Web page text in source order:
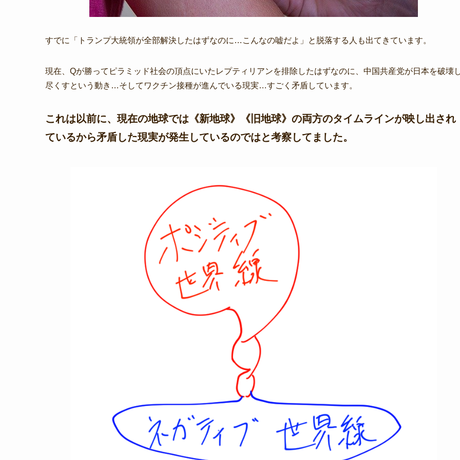
すでに「トランプ大統領が全部解決したはずなのに…こんなの嘘だよ」と脱落する人も出てきています。
現在、Qが勝ってピラミッド社会の頂点にいたレプティリアンを排除したはずなのに、中国共産党が日本を破壊
尽くすという動き…そしてワクチン接種が進んでいる現実…すごく矛盾しています。
これは以前に、現在の地球では《新地球》《旧地球》の両方のタイムラインが映し出され
ているから矛盾した現実が発生しているのではと考察してました。